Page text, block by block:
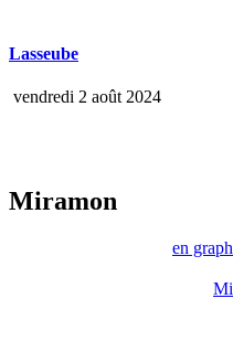
Lasseube
vendredi 2 août 2024
Miramon
en